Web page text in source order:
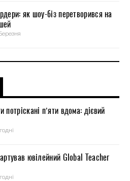
як шоу-біз перетворився на
потріскані п’яти вдома: дієвий
ювілейний Global Teacher